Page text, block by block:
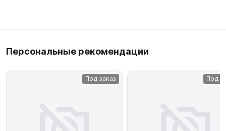
Персональные рекомендации
Под заказ Под